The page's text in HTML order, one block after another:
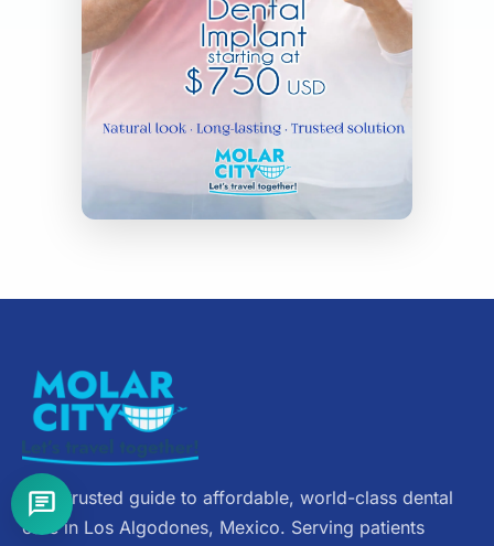
Your trusted guide to affordable, world-class dental
care in Los Algodones, Mexico. Serving patients